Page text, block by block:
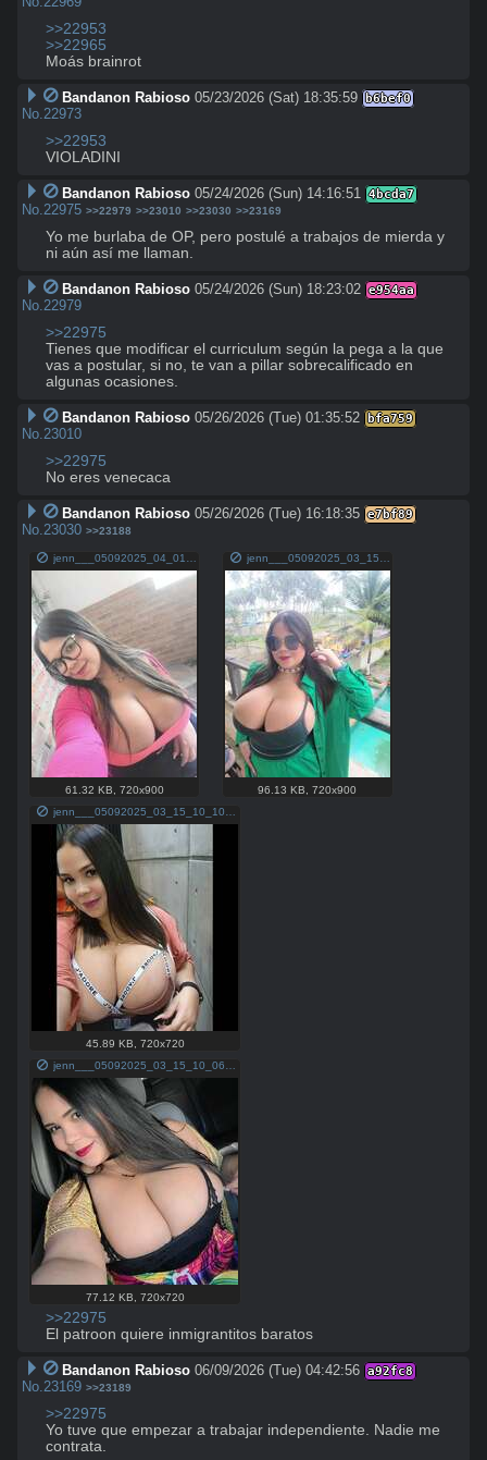
>>22953
>>22965
Moás brainrot
Bandanon Rabioso 05/23/2026 (Sat) 18:35:59 b6bef0
No.22973
>>22953
VIOLADINI
Bandanon Rabioso 05/24/2026 (Sun) 14:16:51 4bcda7
No.22975 >>22979 >>23010 >>23030 >>23169
Yo me burlaba de OP, pero postulé a trabajos de mierda y
ni aún así me llaman.
Bandanon Rabioso 05/24/2026 (Sun) 18:23:02 e954aa
No.22979
>>22975
Tienes que modificar el curriculum según la pega a la que
vas a postular, si no, te van a pillar sobrecalificado en
algunas ocasiones.
Bandanon Rabioso 05/26/2026 (Tue) 01:35:52 bfa759
No.23010
>>22975
No eres venecaca
Bandanon Rabioso 05/26/2026 (Tue) 16:18:35 e7bf89
No.23030 >>23188
61.32 KB 720x900 96.13 KB ,720x900
45.89 KB
720x720
jenn___05092025_03_15_10_06_168f7b0b26-efc8-4fd9-b049-bf811c703516.jpg
77.12 KB, 720x720
>>22975
El patroon quiere inmigrantitos baratos
Bandanon Rabioso 06/09/2026 (Tue) 04:42:56 a92fc8
No. 23169 >>23189
>>22975
Yo tuve que empezar a trabajar independiente. Nadie me
contrata.